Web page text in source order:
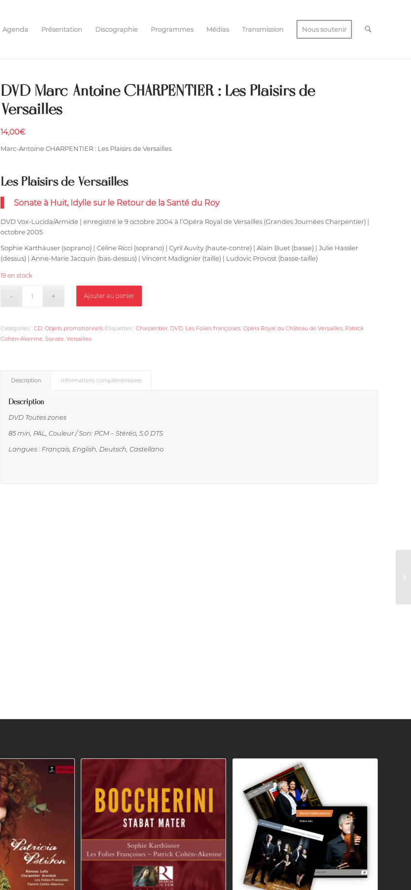
Agenda Présentation Discographie Programmes Médias Transmission Nous soutenir
DVD Marc-Antoine CHARPENTIER : Les Plaisirs de
Versailles
14,00€
Marc-Antoine CHARPENTIER : Les Plaisirs de Versailles
Les Plaisirs de Versailles
Sonate à Huit, Idylle sur le Retour de la Santé du Roy
DVD Vox-Lucida/Armide | enregistré le 9 octobre 2004 à l’Opéra Royal de Versailles (Grandes Journées Charpentier) |
octobre 2005
Sophie Karthäuser (soprano) | Céline Ricci (soprano) | Cyril Auvity (haute-contre) | Alain Buet (basse) | Julie Hassler
(dessus) | Anne-Marie Jacquin (bas-dessus) | Vincent Madignier (taille) | Ludovic Provost (basse-taille)
19 en stock
Ajouter au panier
Catégories :CD,Objets promotionnels Étiquettes :Charpentier, DVD, Les Folies françoises,Opéra Royal du Château de Versailles, Patrick
Cohën-Akenine,Sonate,Versailles
Description Informations complémentaires
Description
DVD Toutes zones
85 min, PAL, Couleur / Son: PCM – Stéréo, 5.0 DTS
Langues : Français, English, Deutsch, Castellano